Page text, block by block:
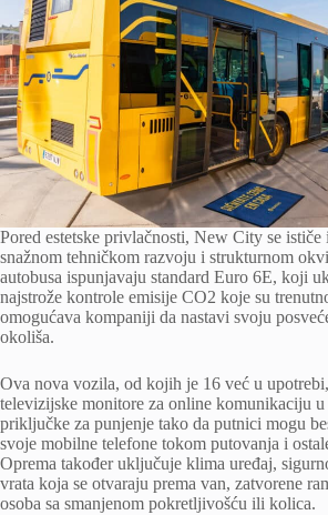
Pored estetske privlačnosti, New City se ističe
snažnom tehničkom razvoju i strukturnom
autobusa ispunjavaju standard Euro 6E, koji
najstrože kontrole emisije CO2 koje su
omogućava kompaniji da nastavi svoju
okoliša.
Ova nova vozila, od kojih je 16 već u
televizijske monitore za online komunikaciju
priključke za punjenje tako da putnici mogu
svoje mobilne telefone tokom putovanja i
Oprema također uključuje klima uređaj,
vrata koja se otvaraju prema van, zatvorene
osoba sa smanjenom pokretljivošću ili kolica.